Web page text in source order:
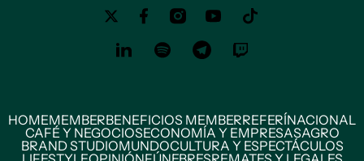
HOMEMEMBERBENEFICIOS MEMBERREFERÍNACIONAL
CAFÉ Y NEGOCIOSECONOMÍA Y EMPRESASAGRO
BRAND STUDIOMUNDOCULTURA Y ESPECTÁCULOS